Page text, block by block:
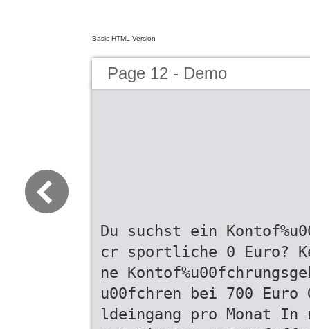
Basic HTML Version
Page 12 - Demo
Du suchst ein
cr sportliche 0 Euro?
ne
u00fchren bei 700 Euro
ldeingang pro Monat In